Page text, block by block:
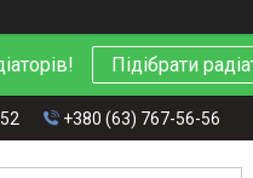
Підібрати
+380 (63) 767-56-56